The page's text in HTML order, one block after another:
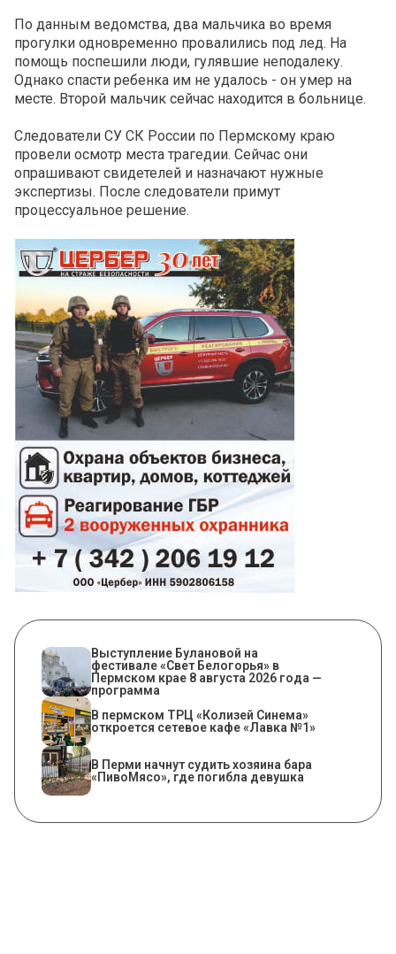
По данным ведомства, два мальчика во время
прогулки одновременно провалились под лед. На
помощь поспешили люди, гулявшие неподалеку.
Однако спасти ребенка им не удалось - он умер на
месте. Второй мальчик сейчас находится в больнице.
Следователи СУ СК России по Пермскому краю
провели осмотр места трагедии. Сейчас они
опрашивают свидетелей и назначают нужные
экспертизы. После следователи примут
процессуальное решение.
Выступление Булановой на
фестивале «Свет Белогорья» в
Пермском крае 8 августа 2026 года —
программа
​В пермском ТРЦ «Колизей Синема»
откроется сетевое кафе «Лавка №1»
​В Перми начнут судить хозяина бара
«ПивоМясо», где погибла девушка